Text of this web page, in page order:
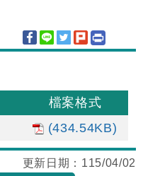
檔案格式
(434.54KB)
更新日期： 115/04/02